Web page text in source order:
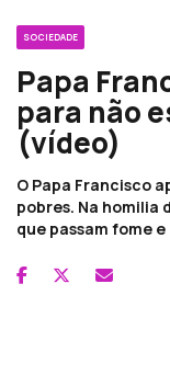
SOCIEDADE
Papa
para não
(vídeo)
O Papa Francisco
pobres. Na homilia
que passam fome